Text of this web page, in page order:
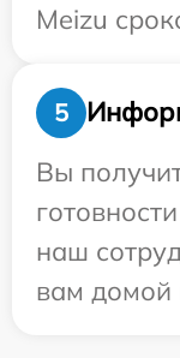
Meizu
5
Вы
наш
вам домой